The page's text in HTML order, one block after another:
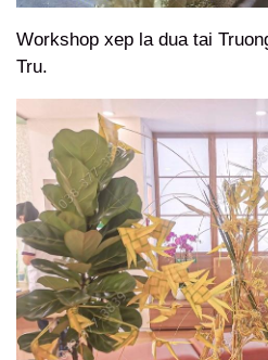
Workshop xep la dua tai
Tru.